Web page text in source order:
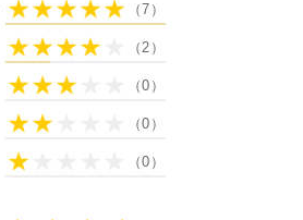
（7）
（2）
（0）
（0）
（0）